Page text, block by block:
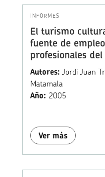
INFORMES
El turismo
fuente de
profesionales
Autores: Jordi Juan
Matamala
Año: 2005
Ver más